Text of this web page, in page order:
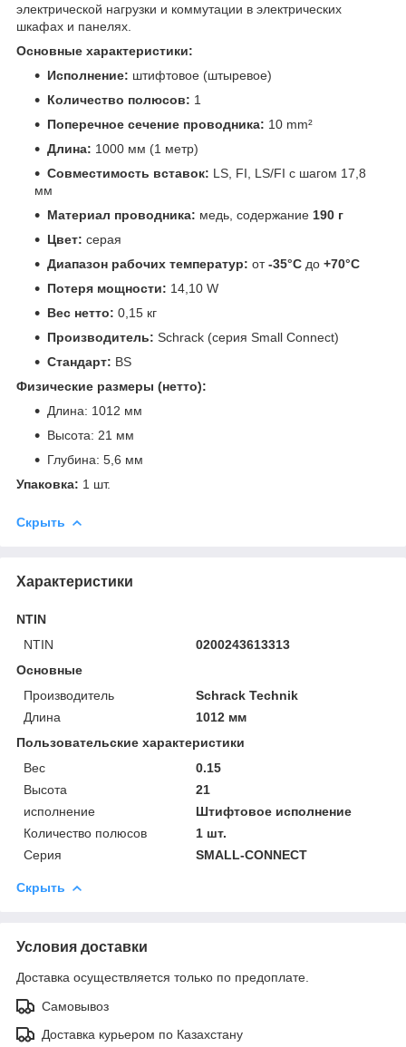
электрической нагрузки и коммутации в электрических
шкафах и панелях.
Основные характеристики:
Исполнение: штифтовое (штыревое)
Количество полюсов: 1
Поперечное сечение проводника: 10 mm²
Длина: 1000 мм (1 метр)
Совместимость вставок: LS, FI, LS/FI с шагом 17,8
мм
Материал проводника: медь, содержание 190 г
Цвет: серая
Диапазон рабочих температур: от-35°C до +70°C
Потеря мощности: 14,10 W
Вес нетто: 0,15 кг
Производитель: Schrack (серия Small Connect)
Стандарт: BS
Физические размеры (нетто):
Длина: 1012 мм
Высота: 21 мм
Глубина: 5,6 мм
Упаковка: 1 шт.
Скрыть
Характеристики
NTIN
NTIN
0200243613313
Основные
Производитель
Schrack Technik
Длина
1012 мм
Пользовательские характеристики
Вес
0.15
Высота
21
исполнение
Штифтовое исполнение
Количество полюсов
1 шт.
Серия
SMALL-CONNECT
Скрыть
Условия доставки
Доставка осуществляется только по предоплате.
Самовывоз
Доставка курьером по Казахстану